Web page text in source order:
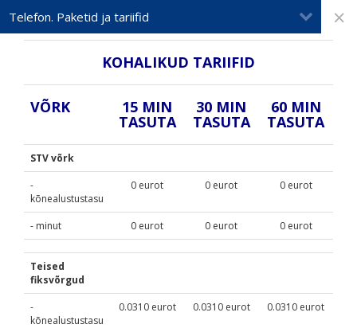
Telefon. Paketid ja tariifid ×
KOHALIKUD TARIIFID
VÕRK 15 MIN
TASUTA
30 MIN
TASUTA
60 MIN
TASUTA
STV võrk
-
kõnealustustasu
0 eurot 0 eurot 0 eurot
- minut 0 eurot 0 eurot 0 eurot
Teised
fiksvõrgud
-
kõnealustustasu
0.0310 eurot 0.0310 eurot 0.0310 eurot